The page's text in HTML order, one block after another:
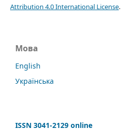
Attribution 4.0 International License.
Мова
English
Українська
ISSN 3041-2129 online